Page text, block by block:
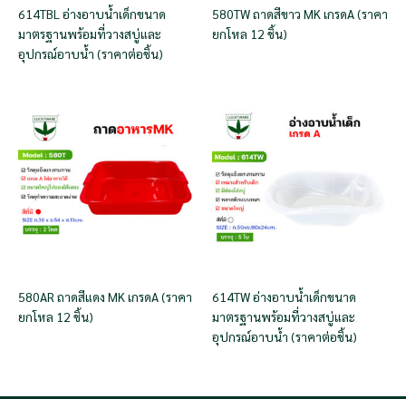
614TBL อ่างอาบน้ำเด็กขนาด
มาตรฐานพร้อมที่วางสบู่และ
อุปกรณ์อาบน้ำ (ราคาต่อชิ้น)
580TW ถาดสีขาว MK เกรดA (ราคา
ยกโหล 12 ชิ้น)
580AR ถาดสีแดง MK เกรดA (ราคา
ยกโหล 12 ชิ้น)
614TW อ่างอาบน้ำเด็กขนาด
มาตรฐานพร้อมที่วางสบู่และ
อุปกรณ์อาบน้ำ (ราคาต่อชิ้น)